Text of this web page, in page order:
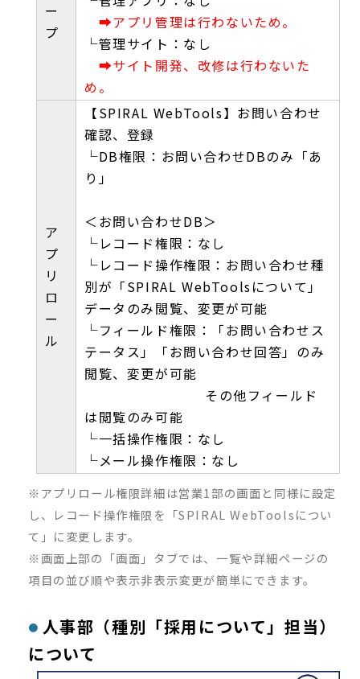
ー
プ
➡アプリ管理は行わないため。
└管理サイト：なし
➡サイト開発、改修は行わないた
め。
ア
プ
リ
ロ
ー
ル
【SPIRAL WebTools】お問い合わせ
確認、登録
└DB権限：お問い合わせDBのみ「あ
り」
＜お問い合わせDB＞
└レコード権限：なし
└レコード操作権限：お問い合わせ種
別が「SPIRAL WebToolsについて」
データのみ閲覧、変更が可能
└フィールド権限：「お問い合わせス
テータス」「お問い合わせ回答」のみ
閲覧、変更が可能
その他フィールド
は閲覧のみ可能
└一括操作権限：なし
└メール操作権限：なし
※アプリロール権限詳細は営業1部の画面と同様に設定
し、レコード操作権限を「SPIRAL WebToolsについ
て」に変更します。
※画面上部の「画面」タブでは、一覧や詳細ページの
項目の並び順や表示非表示変更が簡単にできます。
人事部（種別「採用について」担当）
について